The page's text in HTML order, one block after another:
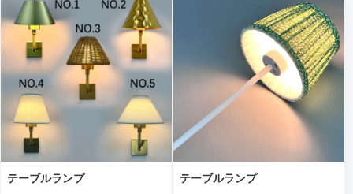
テーブルランプ テーブルランプ